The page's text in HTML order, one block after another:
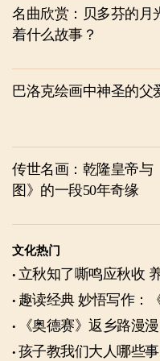
名曲欣赏：贝多芬的月
着什么故事？
巴洛克绘画中神圣的父
传世名画：乾隆皇帝与
图》的一段50年奇缘
文化热门
立
趣读经典 妙悟写作：
《奥德赛》返乡路漫
孩子教我们大人哪些事